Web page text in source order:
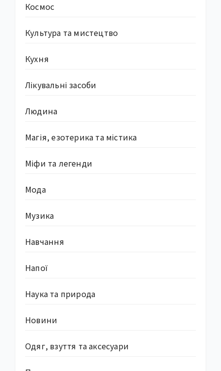
Космос
Культура та мистецтво
Кухня
Лікувальні засоби
Людина
Магія, езотерика та містика
Міфи та легенди
Мода
Музика
Навчання
Напої
Наука та природа
Новини
Одяг, взуття та аксесуари